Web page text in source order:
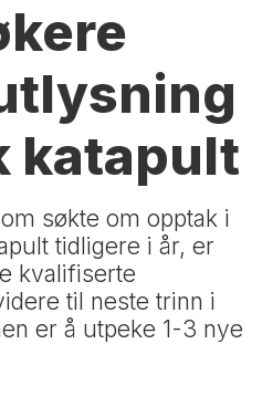
katapult
søkte om opptak i
tidligere i år, er
kvalifiserte
til neste trinn i
er å utpeke 1-3 nye